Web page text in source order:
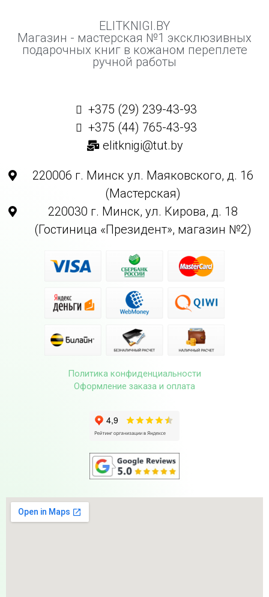
ELITKNIGI.BY
Магазин - мастерская №1 эксклюзивных
подарочных книг в кожаном переплете
ручной работы
+375 (29) 239-43-93
+375 (44) 765-43-93
elitknigi@tut.by
220006 г. Минск ул. Маяковского, д. 16
(Мастерская)
220030 г. Минск, ул. Кирова, д. 18
(Гостиница «Президент», магазин №2)
Политика конфиденциальности
Оформление заказа и оплата